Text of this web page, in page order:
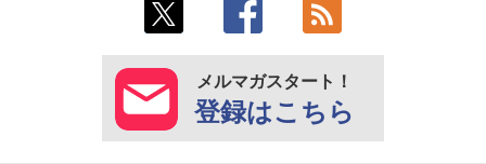
メルマガスタート！
登録はこちら